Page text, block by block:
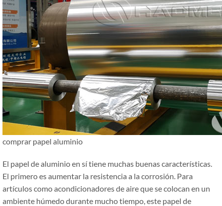
comprar papel aluminio
El papel de aluminio en sí tiene muchas buenas características.
El primero es aumentar la resistencia a la corrosión. Para
artículos como acondicionadores de aire que se colocan en un
ambiente húmedo durante mucho tiempo, este papel de